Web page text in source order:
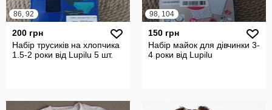
86, 92
200 грн
Набір трусиків на хлопчика
1.5-2 роки від Lupilu 5 шт.
98, 104
150 грн
Набір майок для дівчинки 3-
4 роки від Lupilu